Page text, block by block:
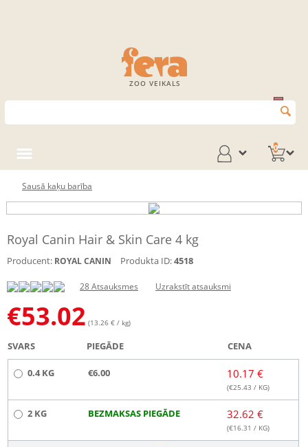
ZOO VEIKALS
0
Sausā kaķu barība
Royal Canin Hair & Skin Care 4 kg
Producent: ROYAL CANIN Produkta ID:4518
28 Atsauksmes Uzrakstīt atsauksmi
€53.02 (13.26 € / kg)
SVARS PIEGĀDE CENA
0.4 KG €6.00 10.17 €
(€25.43 / KG)
2 KG BEZMAKSAS PIEGĀDE 32.62 €
(€16.31 / KG)